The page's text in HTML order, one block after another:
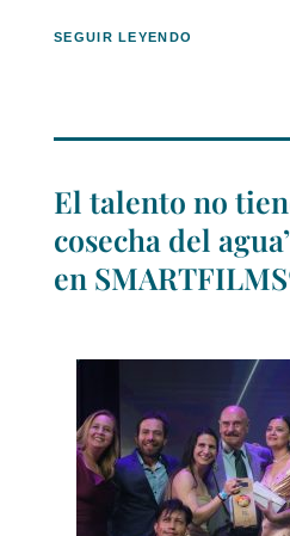
SEGUIR LEYENDO
El talento no
cosecha del
en